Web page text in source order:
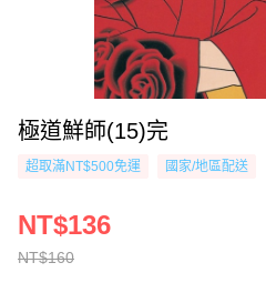
極道鮮師(15)完
超取滿NT$500免運 國家/地區配送
NT$160
NT$136